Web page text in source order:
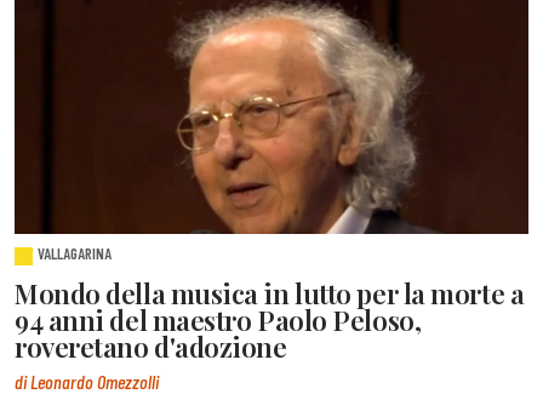
VALLAGARINA
Mondo della musica in lutto per la morte a
94 anni del maestro Paolo Peloso,
roveretano d'adozione
di Leonardo Omezzolli